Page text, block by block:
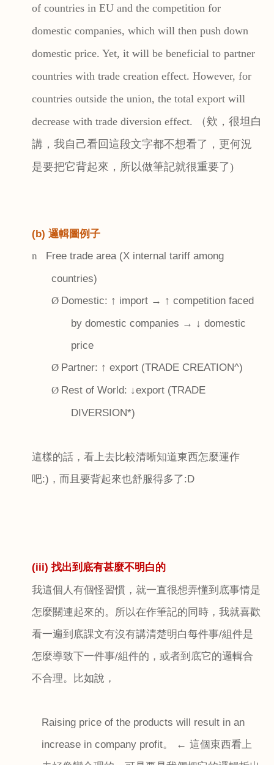
of countries in EU and the competition for
domestic companies, which will then push down
domestic price. Yet, it will be beneficial to partner
countries with trade creation effect. However, for
countries outside the union, the total export will
decrease with trade diversion effect.
（欸，很坦白
講，我自己看回這段文字都不想看了，更何況
是要把它背起來，所以做筆記就很重要了)
(b) 邏輯圖例子
n
Free trade area (X internal tariff among
countries)
Ø Domestic: ↑ import → ↑ competition faced
by domestic companies → ↓ domestic
price
Ø Partner: ↑ export (TRADE CREATION^)
Ø Rest of World: ↓export (TRADE
DIVERSION*)
這樣的話，看上去比較清晰知道東西怎麼運作
吧:) ，而且要背起來也舒服得多了:D
(iii) 找出到底有甚麼不明白的
我這個人有個怪習慣，就一直很想弄懂到底事情是
怎麼關連起來的。所以在作筆記的同時，我就喜歡
看一遍到底課文有沒有講清楚明白每件事/組件是
怎麼導致下一件事/組件的，或者到底它的邏輯合
不合理。比如說，
Raising price of the products will result in an
increase in company profit。 ← 這個東西看上